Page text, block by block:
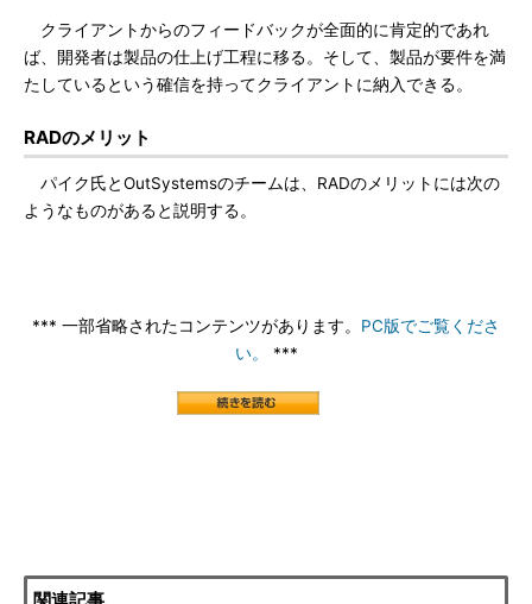
クライアントからのフィードバックが全面的に肯定的であれ
ば、開発者は製品の仕上げ工程に移る。そして、製品が要件を満
たしているという確信を持ってクライアントに納入できる。
RADのメリット
パイク氏とOutSystemsのチームは、RADのメリットには次の
ようなものがあると説明する。
*** 一部省略されたコンテンツがあります。 PC版でご覧くださ
い。
***